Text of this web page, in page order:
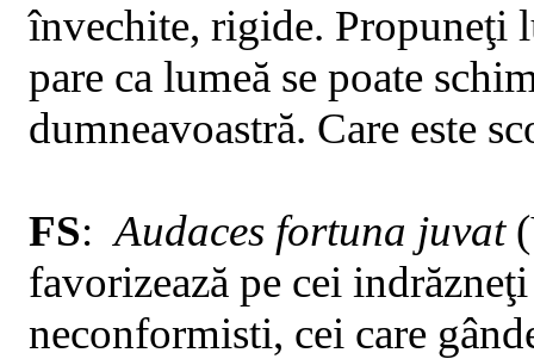
învechite, rigide. Propuneţi
pare ca lumeă se poate
dumneavoastră. Care este
FS: Audaces fortuna juvat
favorizează pe cei
neconformisti, cei care